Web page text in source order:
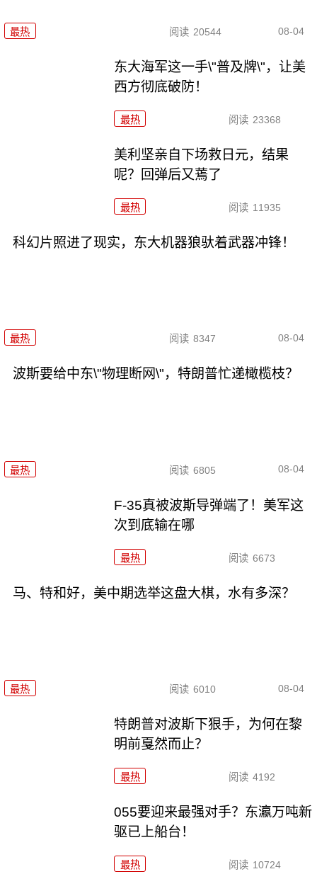
最热 阅读 20544 08-04
东大海军这一手\"普及牌\"，让美
西方彻底破防！
最热 阅读 23368
美利坚亲自下场救日元，结果
呢？回弹后又蔫了
最热 阅读 11935
科幻片照进了现实，东大机器狼驮着武器冲锋！
最热 阅读 8347 08-04
波斯要给中东\"物理断网\"，特朗普忙递橄榄枝？
最热 阅读 6805 08-04
F-35真被波斯导弹端了！美军这
次到底输在哪
最热 阅读 6673
马、特和好，美中期选举这盘大棋，水有多深？
最热 阅读 6010 08-04
特朗普对波斯下狠手，为何在黎
明前戛然而止？
最热 阅读 4192
055要迎来最强对手？东瀛万吨新
驱已上船台！
最热 阅读 10724